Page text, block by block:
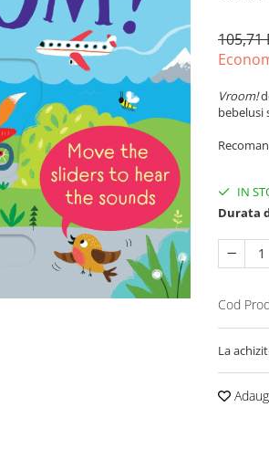
105,71
Vroom!
bebelusi
IN
Durata
Cod
La